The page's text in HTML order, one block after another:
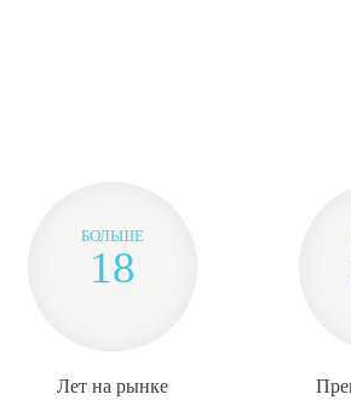
БОЛЬШЕ
18
Лет на рынке